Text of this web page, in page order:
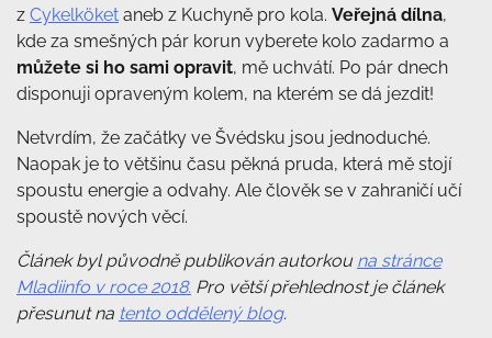
z Cykelköket aneb z Kuchyně pro kola. Veřejná dílna,
kde za smešných pár korun vyberete kolo zadarmo a
můžete si ho sami opravit, mě uchvátí. Po pár dnech
disponuji opraveným kolem, na kterém se dá jezdit!
Netvrdím, že začátky ve Švédsku jsou jednoduché.
Naopak je to většinu času pěkná pruda, která mě stojí
spoustu energie a odvahy. Ale člověk se v zahraničí učí
spoustě nových věcí.
Článek byl původně publikován autorkou na stránce
Mladiinfo v roce 2018. Pro větší přehlednost je článek
přesunut na tento oddělený blog.